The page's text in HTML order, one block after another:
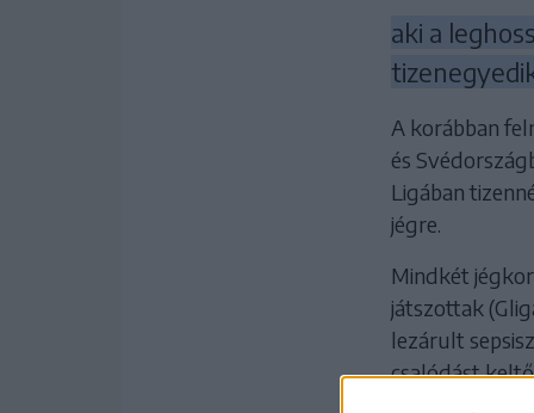
aki a
A korábban
és
Ligában
jégre.
Mindkét
játszottak
lezárult
csalódást